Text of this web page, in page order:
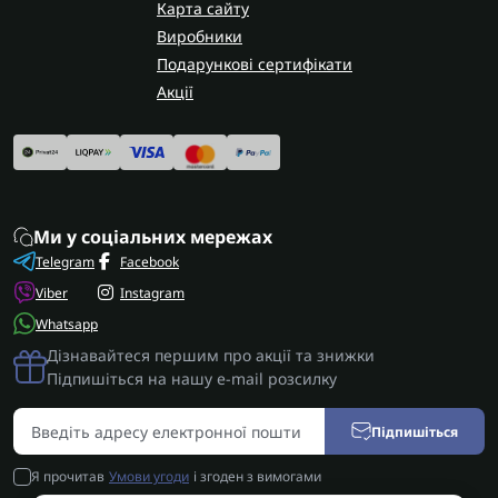
гарантією на виконані роботи.
Карта сайту
Виробники
Подарункові сертифікати
Акції
Ми у соціальних мережах
Telegram
Viber
Whatsapp
Facebook
Instagram
Дізнавайтеся першим про акції та знижки
Підпишіться на нашу e-mail розсилку
Підпишіться
Я прочитав Умови угоди і згоден з вимогами